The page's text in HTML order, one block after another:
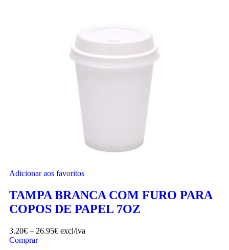
Adicionar aos favoritos
TAMPA BRANCA COM FURO PARA
COPOS DE PAPEL 7OZ
3.20€ – 26.95€ excl/iva
Comprar